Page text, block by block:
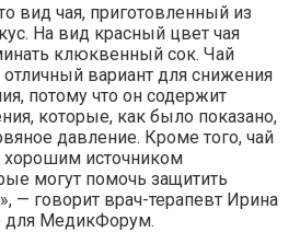
вид чая, приготовленный из
На вид красный цвет чая
клюквенный сок. Чай
вариант для снижения
потому что он содержит
которые, как было показано,
давление. Кроме того, чай
хорошим источником
могут помочь защитить
— говорит врач-терапевт Ирина
для МедикФорум.